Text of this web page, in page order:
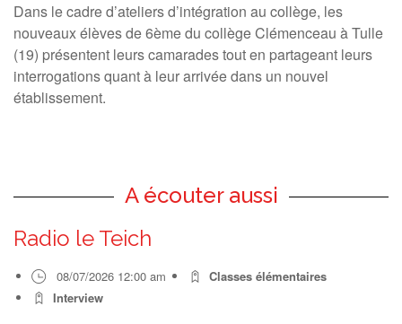
Dans le cadre d’ateliers d’intégration au collège, les
nouveaux élèves de 6ème du collège Clémenceau à Tulle
(19) présentent leurs camarades tout en partageant leurs
interrogations quant à leur arrivée dans un nouvel
établissement.
A écouter aussi
Radio le Teich
08/07/2026 12:00 am
Classes élémentaires
Interview